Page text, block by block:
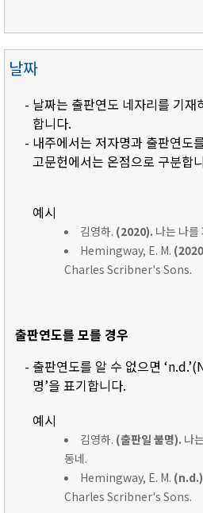
날짜
- 날짜는 출판연도 네자리를 기
합니다.
- 내주에서는 저자명과 출판연도
고문헌에서는 온점으로 구분합
예시
김영하. (2020). 나는 나를
Hemingway, E. M.
Charles Scribner's Sons.
출판연도를 모를 경우
- 출판연도를 알 수 없으면
명’을 표기합니다.
예시
김영하. (출판일 불명). 나
동네.
Hemingway, E. M.
Charles Scribner's Sons.